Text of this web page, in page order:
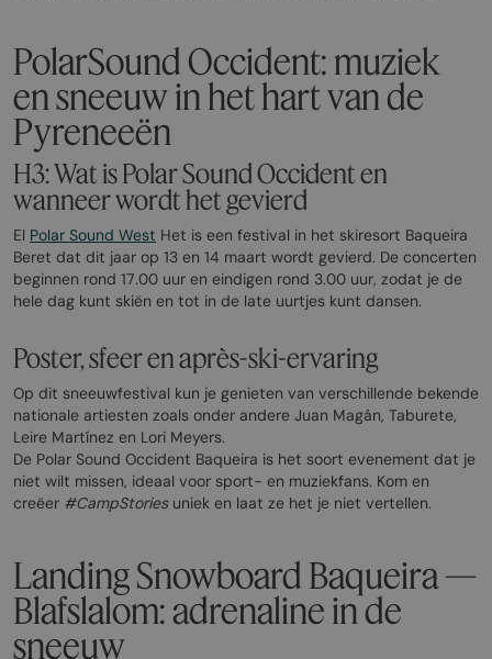
PolarSound Occident: muziek
en sneeuw in het hart van de
Pyreneeën
H3: Wat is Polar Sound Occident en
wanneer wordt het gevierd
El Polar Sound West Het is een festival in het skiresort Baqueira
Beret dat dit jaar op 13 en 14 maart wordt gevierd. De concerten
beginnen rond 17.00 uur en eindigen rond 3.00 uur, zodat je de
hele dag kunt skiën en tot in de late uurtjes kunt dansen.
Poster, sfeer en après-ski-ervaring
Op dit sneeuwfestival kun je genieten van verschillende bekende
nationale artiesten zoals onder andere Juan Magán, Taburete,
Leire Martínez en Lori Meyers.
De Polar Sound Occident Baqueira is het soort evenement dat je
niet wilt missen, ideaal voor sport- en muziekfans. Kom en
creëer #CampStoriesuniek en laat ze het je niet vertellen.
Landing Snowboard Baqueira —
Blafslalom: adrenaline in de
sneeuw